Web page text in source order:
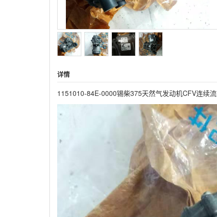
详情
1151010-84E-0000锡柴375天然气发动机CFV连续